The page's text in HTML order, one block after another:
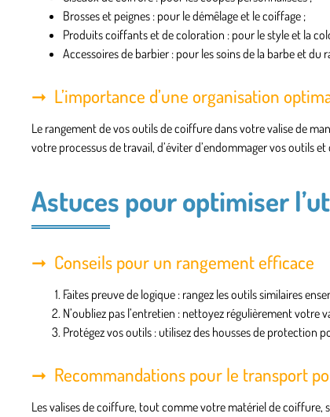
Brosses et peignes : pour le démêlage et le coiffage ;
Produits coiffants et de coloration : pour le style et la
Accessoires de barbier : pour les soins de la barbe et du
L’importance d’une organisation
Le rangement de vos outils de coiffure dans votre valise de
votre processus de travail, d’éviter d’endommager vos outils
Astuces pour optimiser
Conseils pour un rangement efficace
Faites preuve de logique : rangez les outils similaires
N’oubliez pas l’entretien : nettoyez régulièrement
Protégez vos outils : utilisez des housses de protection
Recommandations pour le transport
Les valises de coiffure, tout comme votre matériel de coiffure,